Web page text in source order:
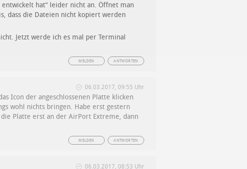
hat“ leider nicht an. Öffnet man
dass die Dateien nicht kopiert werden
Jetzt werde ich es mal per Terminal
ANTWORTEN
MELDEN
06.03.2017, 09:55 Uhr
Icon der angeschlossenen Platte klicken
wohl nichts bringen. Habe erst gestern
Platte erst an der AirPort Extreme, dann
ANTWORTEN
MELDEN
06.03.2017, 08:53 Uhr